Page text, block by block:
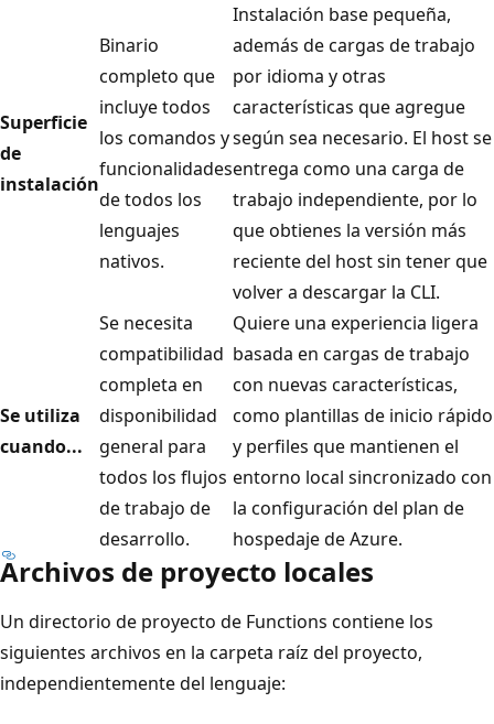
Superficie
de
instalación
Binario
completo que
incluye todos
los comandos y
funcionalidades
de todos los
lenguajes
nativos.
Instalación base pequeña,
además de cargas de trabajo
por idioma y otras
características que agregue
según sea necesario. El host se
entrega como una carga de
trabajo independiente, por lo
que obtienes la versión más
reciente del host sin tener que
volver a descargar la CLI.
Se utiliza
cuando...
Se necesita
compatibilidad
completa en
disponibilidad
general para
todos los flujos
de trabajo de
desarrollo.
Quiere una experiencia ligera
basada en cargas de trabajo
con nuevas características,
como plantillas de inicio rápido
y perfiles que mantienen el
entorno local sincronizado con
la configuración del plan de
hospedaje de Azure.
Archivos de proyecto locales
Un directorio de proyecto de Functions contiene los
siguientes archivos en la carpeta raíz del proyecto,
independientemente del lenguaje: